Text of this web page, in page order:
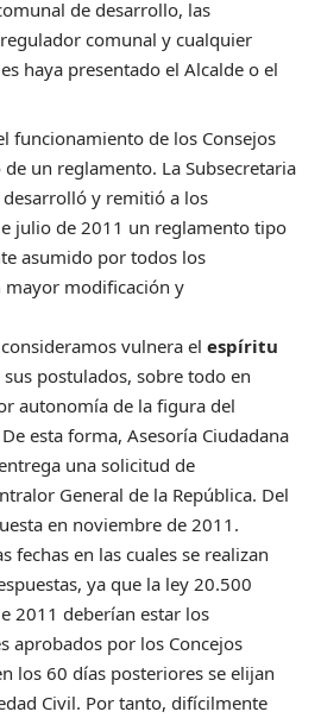
de desarrollo, las
comunal y cualquier
haya presentado el Alcalde o el
funcionamiento de los Consejos
un reglamento. La Subsecretaria
y remitió a los
julio de 2011 un reglamento tipo
asumido por todos los
mayor modificación y
vulnera el espíritu
postulados, sobre todo en
autonomía de la figura del
esta forma, Asesoría Ciudadana
una solicitud de
General de la República. Del
en noviembre de 2011.
fechas en las cuales se realizan
ya que la ley 20.500
2011 deberían estar los
aprobados por los Concejos
los 60 días posteriores se elijan
Civil. Por tanto, difícilmente